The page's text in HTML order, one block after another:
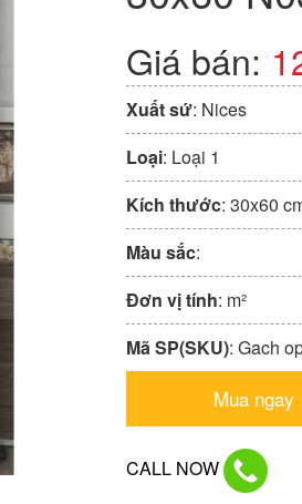
Giá bán:
Xuất sứ: Nices
Loại: Loại 1
Kích thước: 30x60
Màu sắc:
Đơn vị tính: m²
Mã SP(SKU): Gach
Mua ngay
CALL NOW